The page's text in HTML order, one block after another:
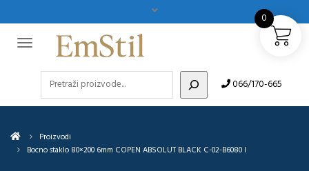
066/170-665
Proizvodi
Bocno staklo 80×200 6mm COPEN ABSOLUT BLACK C-02-B6080 I
0